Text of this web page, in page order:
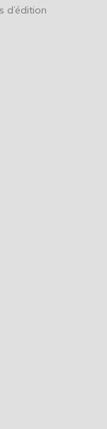
d’édition